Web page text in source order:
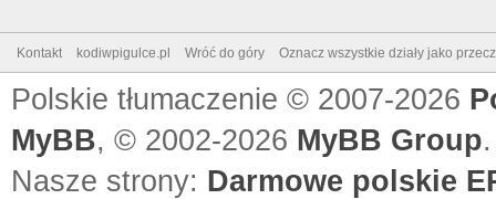
Kontakt kodiwpigulce.pl Wróć do góry Oznacz wszystkie działy jako
Polskie tłumaczenie © 2007-2026
MyBB, © 2002-2026 MyBB Group.
Nasze strony: Darmowe polskie